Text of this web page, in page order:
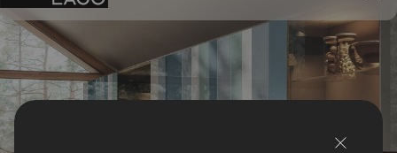
Inspiration
Configurateur
Contract